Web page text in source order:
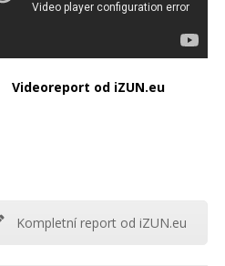
Videoreport od iZUN.eu
Kompletní report od iZUN.eu